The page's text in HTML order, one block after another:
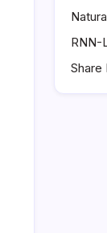
RNN-
Share